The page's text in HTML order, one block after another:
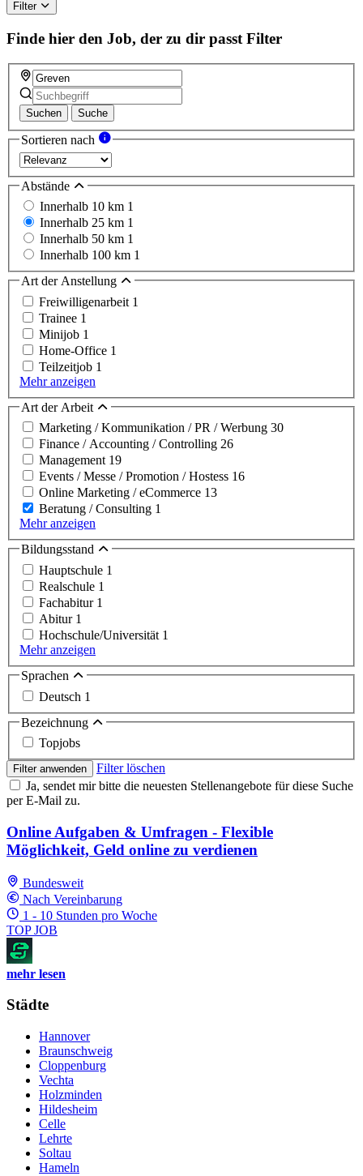
field
Filter
Finde hier den Job, der zu dir passt Filter
Suchen Suche
Sortieren nach
Abstände
Innerhalb 10 km 1
Innerhalb 25 km 1
Innerhalb 50 km 1
Innerhalb 100 km 1
Art der Anstellung
Freiwilligenarbeit 1
Trainee 1
Minijob 1
Home-Office 1
Teilzeitjob 1
Mehr anzeigen
Art der Arbeit
Marketing / Kommunikation / PR / Werbung 30
Finance / Accounting / Controlling 26
Management 19
Events / Messe / Promotion / Hostess 16
Online Marketing / eCommerce 13
Beratung / Consulting 1
Mehr anzeigen
Bildungsstand
Hauptschule 1
Realschule 1
Fachabitur 1
Abitur 1
Hochschule/Universität 1
Mehr anzeigen
Sprachen
Deutsch 1
Bezeichnung
Topjobs
Filter anwenden
Filter löschen
Ja, sendet mir bitte die neuesten Stellenangebote für diese Suche
per E-Mail zu.
Online Aufgaben & Umfragen - Flexible
Möglichkeit, Geld online zu verdienen
Bundesweit
Nach Vereinbarung
1 - 10 Stunden pro Woche
TOP JOB
mehr lesen
Städte
Hannover
Braunschweig
Cloppenburg
Vechta
Holzminden
Hildesheim
Celle
Lehrte
Soltau
Hameln